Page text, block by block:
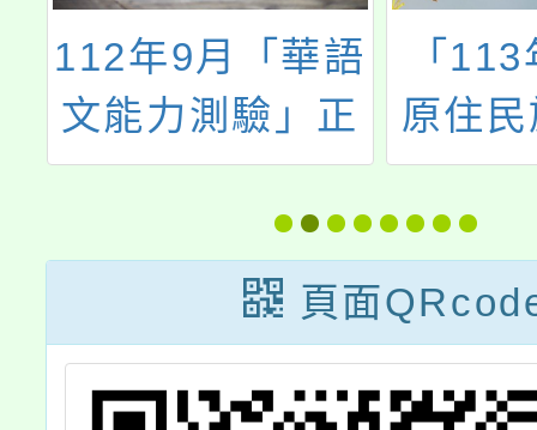
112年9月「華語
文能力測驗」正
式考試事宜
「
原住
習場
頁面